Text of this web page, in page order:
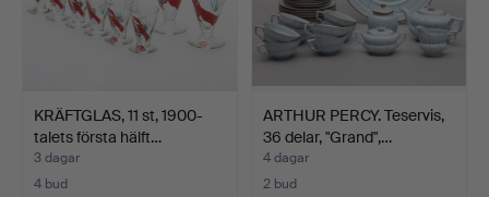
KRÄFTGLAS, 11 st, 1900-
talets första hälft…
3 dagar
4 bud
ARTHUR PERCY. Teservis,
36 delar, "Grand",…
4 dagar
2 bud